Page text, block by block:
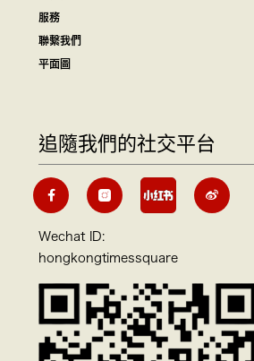
服務
聯繫我們
平面圖
追隨我們的社交平台
Wechat ID:
hongkongtimessquare